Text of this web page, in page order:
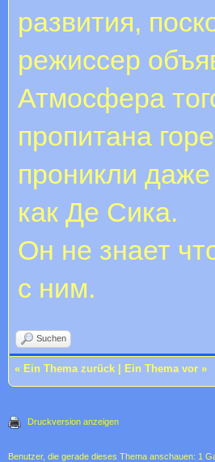
развития,
режиссер
Атмосфера
пропитана
проникли даже
как Де Сика.
Он не знает
с ним.
Suchen
« Ein Thema zurück Ein Thema vor »
Druckversion anzeigen
Benutzer, die gerade dieses Thema anschauen: 1